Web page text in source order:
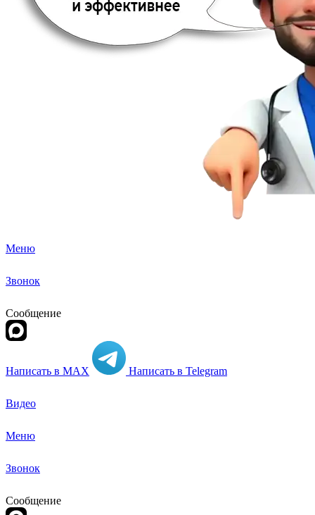
Меню
Звонок
Сообщение
Написать в MAX Написать в Telegram
Видео
Меню
Звонок
Сообщение